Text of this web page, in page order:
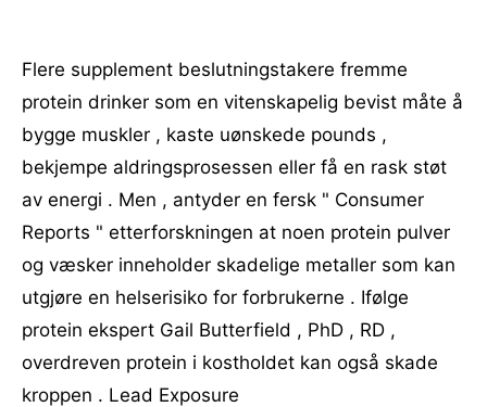
Flere supplement beslutningstakere fremme
protein drinker som en vitenskapelig bevist måte å
bygge muskler , kaste uønskede pounds ,
bekjempe aldringsprosessen eller få en rask støt
av energi . Men , antyder en fersk " Consumer
Reports " etterforskningen at noen protein pulver
og væsker inneholder skadelige metaller som kan
utgjøre en helserisiko for forbrukerne . Ifølge
protein ekspert Gail Butterfield , PhD , RD ,
overdreven protein i kostholdet kan også skade
kroppen . Lead Exposure